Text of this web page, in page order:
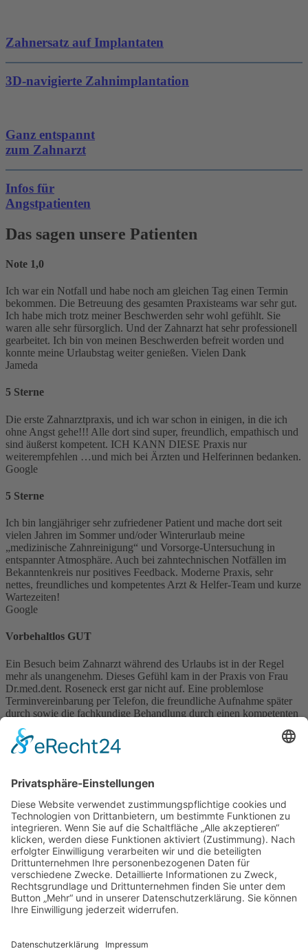
Zahnersatz auf Implantaten
3D-navigierte Zahnimplantation
Ganz entspannt
zum Zahnarzt
Infos für
Angstpatienten
Das sagen unsere Patienten
Note 1,0
Ich war ein Notfall und habe noch am gleichen Tag einen Termin
bekommen. Die Betreuung des gesamten Praxisteams war sehr gut.
Ich habe mich trotz meiner Beschwerden sehr wohl gefühlt. Sie
waren alle sehr fürsorglich. Und der Zahnarzt hat sehr professionell
gearbeitet. Ich bin von meinen Beschwerden befreit worden und
konnte meine Urlaubstag weiter genießen. Vielen Dank
Jameda
5 Sterne
Die erste Zahnarztpraxis, und ich war schon in einigen, in die ich
ohne Angst gehe!!! Alle dort sind super, freundlich, empathisch und
sind äußerst kompetent. ICH KANN DIESE Praxis nur
weiterempfehlen …und mich bei Ärzten und Helferinnen bedanken.
Google
5 Sterne
Ich bin langjähriger sehr zufriedener Patient und mache dort seit
vielen Jahren im Sommer und/oder Winterurlaub meine
„medizinische Zahnreinigung“ und Vorsorge-Untersuchung in
entspannter Atmosphäre. Auch bei zahntechnischen Notfällen im
Bekanntenkreis nur positives Feedback. Moderne Praxis, sehr
nettes, freundliches und kompetentes Arzt & Helfer-Team und kurze
Wartezeiten!
Google
Vorbehaltlos GUT
Ein Besuch beim Zahnarzt während des Urlaubs ist in der Regel
mehr als unangenehm. Dieses Gefühl kam in der Praxis von Frau
Dr.med.dent. Roseneck erst gar nicht auf. Eine problemlose
Terminvereinbarung per Telefon, die freundliche Aufnahme später
durch sowie die fachkundige Behandlung durch einen kompetenten
Arzt runden das gesamte positive Bild ab. MAN fühlt sich wohl.
Nachahmenswert für viele Praxen. Besten Dank
Jameda
Zahnprobleme im Urlaub braucht niemand!
Zu meinem großen Glück bekam ich ganz kurzfristig einen Termin
bei Sylt dental! Dr. Friesecke führt in höchster Professionalität eine
Wurzelbehandlung durch und mir war geholfen! Herzlichen Dank!
Freundliches Team, tolle Ausstattung der Praxis und modernste
Geräte. Ich kann die Praxis nur bestens weiterempfehlen.
Google
Dr. Ira Roseneck